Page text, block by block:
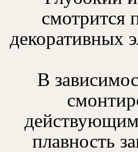
смотрится
декоративных
В
плавность